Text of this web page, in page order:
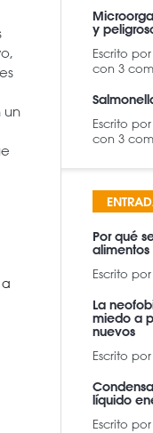
un
y
Escrito por
con 3
Escrito por
con 3
Por qué
alimentos
Escrito por
La
miedo a
nuevos
Escrito por
líquido
Escrito por